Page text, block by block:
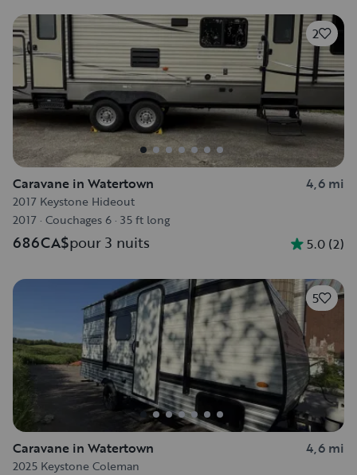
2
Caravane in Watertown 4,6 mi
2017 Keystone Hideout
2017 · Couchages 6 · 35 ft long
686CA$pour 3 nuits 5.0 (2)
5
Caravane in Watertown 4,6 mi
2025 Keystone Coleman